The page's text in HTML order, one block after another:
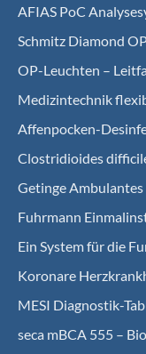
AFIAS PoC
Schmitz Diamond
OP-Leuchten –
Medizintechnik
Affenpocken-
Clostridioides
Getinge
Fuhrmann
Ein System für die
Koro­nare
MESI Diagnostik-
seca mBCA 555 –